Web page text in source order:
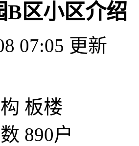
B区小区介绍
07:05 更新
板楼
890户